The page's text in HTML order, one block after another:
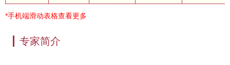
*手机端滑动表格查看更多
专家简介